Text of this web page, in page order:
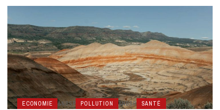
ECONOMIE &NBSP POLLUTION &NBSP SANTÉ